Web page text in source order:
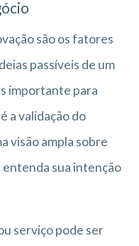
são os fatores
passíveis de um
importante para
é a validação do
visão ampla sobre
entenda sua intenção
serviço pode ser